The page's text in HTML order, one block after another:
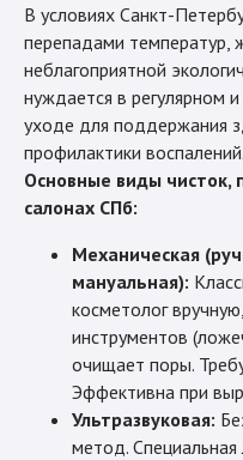
В условиях Санкт-
перепадами температур,
неблагоприятной
нуждается в регулярном
уходе для поддержания
профилактики воспалений.
Основные виды чисток,
салонах СПб:
Механическая
мануальная):
косметолог
инструментов
очищает поры.
Эффективна при
Ультразвуковая:
метод. Специальная